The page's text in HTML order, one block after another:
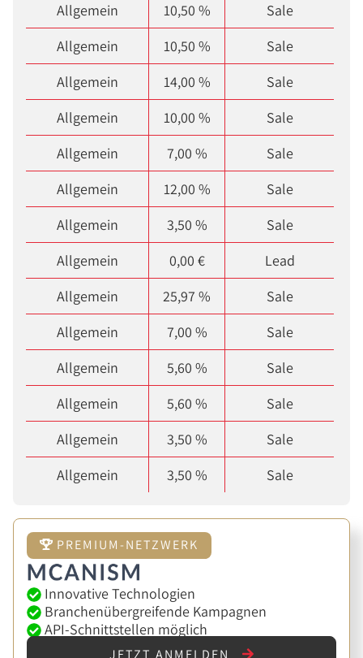
Allgemein
10,50 %
Sale
Allgemein
10,50 %
Sale
Allgemein
14,00 %
Sale
Allgemein
10,00 %
Sale
Allgemein
7,00 %
Sale
Allgemein
12,00 %
Sale
Allgemein
3,50 %
Sale
Allgemein
0,00 €
Lead
Allgemein
25,97 %
Sale
Allgemein
7,00 %
Sale
Allgemein
5,60 %
Sale
Allgemein
5,60 %
Sale
Allgemein
3,50 %
Sale
Allgemein
3,50 % Sale
PREMIUM-NETZWERK
Innovative Technologien
Branchenübergreifende Kampagnen
API-Schnittstellen möglich
JETZT ANMELDEN